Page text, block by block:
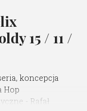
15 / 11 /
koncepcja
Hop
- Rafał